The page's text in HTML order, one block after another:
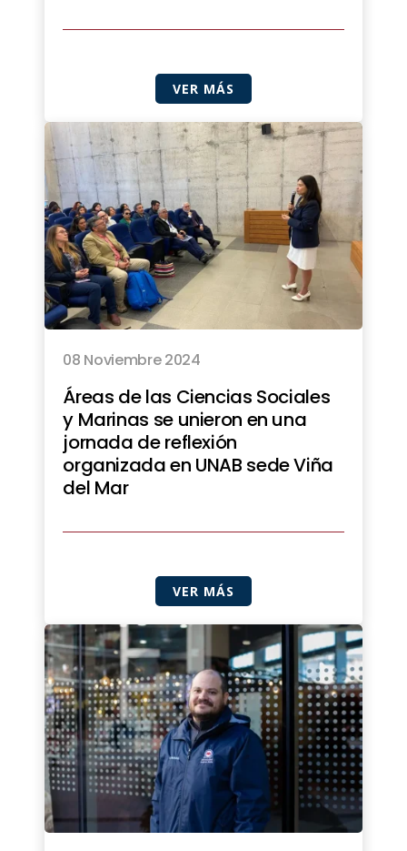
VER MÁS
08 Noviembre 2024
Áreas de las Ciencias Sociales
y Marinas se unieron en una
jornada de reflexión
organizada en UNAB sede Viña
del Mar
VER MÁS